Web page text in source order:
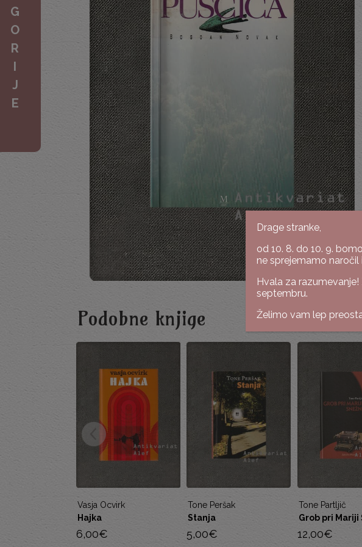
Podobne knjige
Tone Peršak
Stanja
5,00€
Tone Partljič
Grob pri Mariji Snežni
12,00€
Tomaž Kosmač
Sabina
8,00€
G
O
R
J
E
Drage stranke,
od 10. 8. do 10. 9.
ne sprejemamo naročil
Hvala za
septembru.
Želimo vam lep